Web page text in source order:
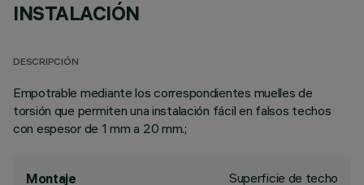
INSTALACIÓN
DESCRIPCIÓN
Empotrable mediante los correspondientes muelles de
torsión que permiten una instalación fácil en falsos techos
con espesor de 1 mm a 20 mm.;
Montaje Superficie de techo